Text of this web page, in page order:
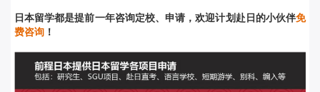
日本留学都是提前一年咨询定校、申请，欢迎计划赴日的小伙伴免
费咨询 ！